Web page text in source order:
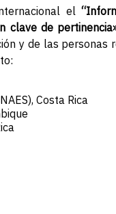
el
clave de
y de las
Costa Rica